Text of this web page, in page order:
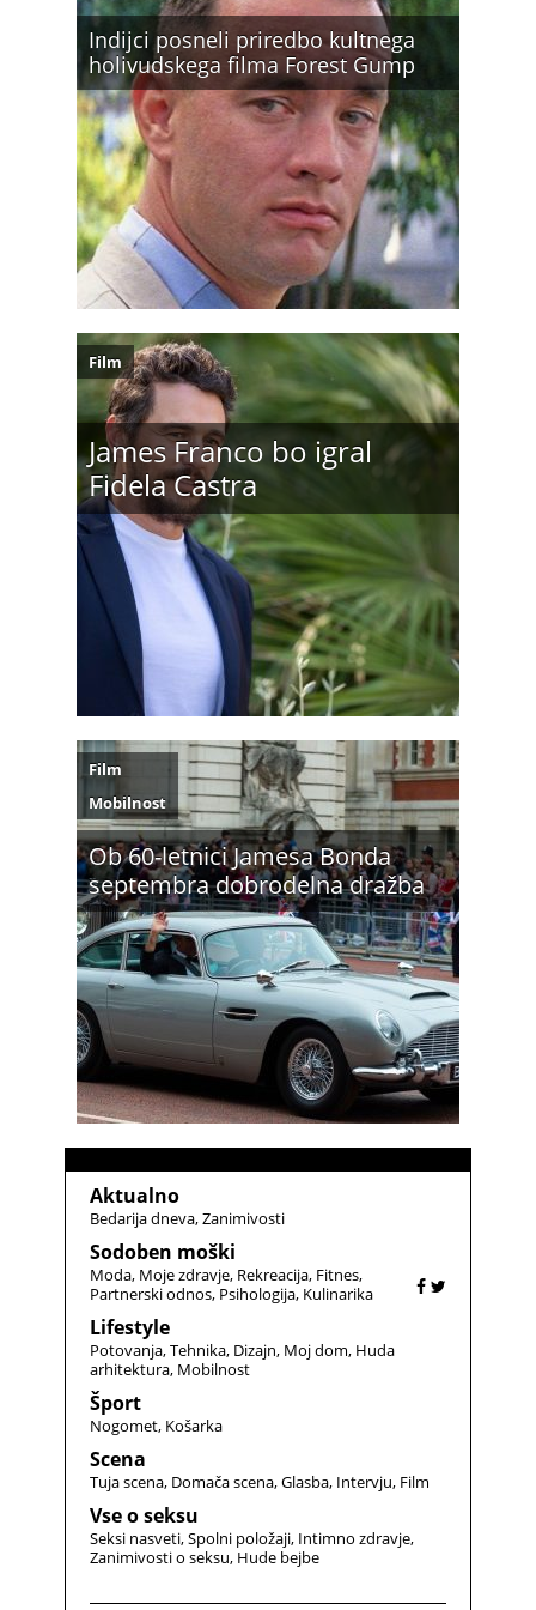
Indijci posneli priredbo kultnega
holivudskega filma Forest Gump
James Franco bo igral
Fidela Castra
Film
Ob 60-letnici Jamesa Bonda
septembra dobrodelna dražba
Film
Mobilnost
Aktualno
Bedarija dneva Zanimivosti
Sodoben moški
Moda Moje zdravje Rekreacija Fitnes
Partnerski odnos Psihologija Kulinarika
Lifestyle
Potovanja Tehnika Dizajn Moj dom Huda
arhitektura Mobilnost
Šport
Nogomet Košarka
Scena
Tuja scena Domača scena Glasba Intervju Film
Vse o seksu
Seksi nasveti Spolni položaji Intimno zdravje
Zanimivosti o seksu Hude bejbe